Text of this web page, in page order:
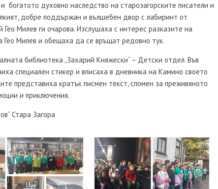
духовно наследство на старозагорските писатели и
добре поддържан и вълшебен двор с лабиринт от
Милев ги очарова. Изслушаха с интерес разказите на
Милев и обещаха да се връщат редовно тук.
библиотека „Захарий Княжески“ – Детски отдел. Във
специален стикер и вписаха в дневника на Камино своето
представиха кратък писмен текст, спомен за преживяното
и приключения.
Стара Загора